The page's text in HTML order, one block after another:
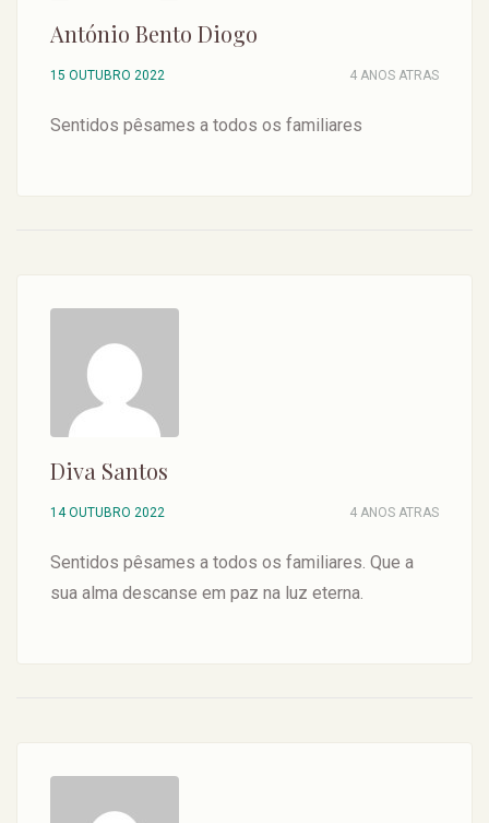
António Bento Diogo
15 OUTUBRO 2022 4 ANOS ATRAS
Sentidos pêsames a todos os familiares
Diva Santos
14 OUTUBRO 2022 4 ANOS ATRAS
Sentidos pêsames a todos os familiares. Que a
sua alma descanse em paz na luz eterna.